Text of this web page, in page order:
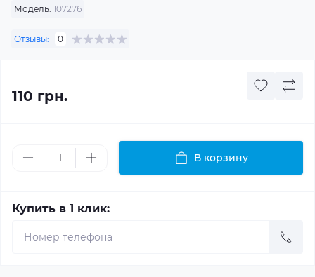
Модель: 107276
Отзывы: 0
110 грн.
В корзину
Купить в 1 клик: